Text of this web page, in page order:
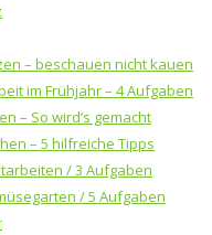
– beschauen nicht kauen
im Frühjahr – 4 Aufgaben
– So wird’s gemacht
– 5 hilfreiche Tipps
/ 3 Aufgaben
/ 5 Aufgaben